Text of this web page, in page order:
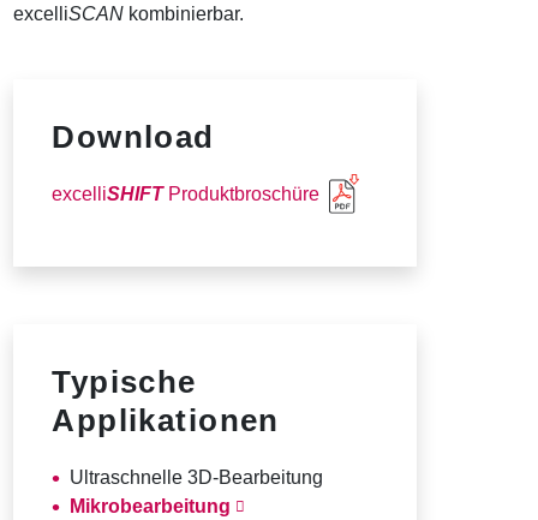
excelliSCAN kombinierbar.
Download
excelliSHIFTProduktbroschüre
Typische
Applikationen
Ultraschnelle 3D-Bearbeitung
Mikrobearbeitung